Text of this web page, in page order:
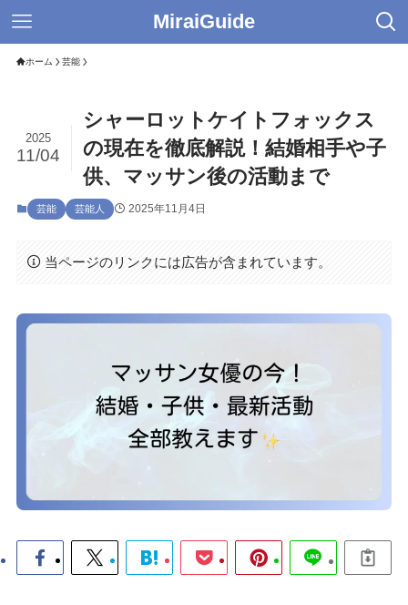
MiraiGuide
ホーム 芸能
シャーロットケイトフォックス
の現在を徹底解説！結婚相手や子
供、マッサン後の活動まで
2025
11/04
芸能 芸能人 2025年11月4日
当ページのリンクには広告が含まれています。